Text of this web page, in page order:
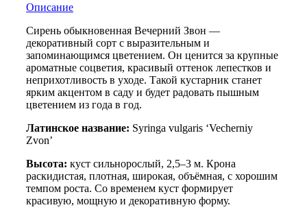
Описание
Сирень обыкновенная Вечерний Звон —
декоративный сорт с выразительным и
запоминающимся цветением. Он ценится за крупные
ароматные соцветия, красивый оттенок лепестков и
неприхотливость в уходе. Такой кустарник станет
ярким акцентом в саду и будет радовать пышным
цветением из года в год.
Латинское название: Syringa vulgaris ‘Vecherniy
Zvon’
Высота: куст сильнорослый, 2,5–3 м. Крона
раскидистая, плотная, широкая, объёмная, с хорошим
темпом роста. Со временем куст формирует
красивую, мощную и декоративную форму.